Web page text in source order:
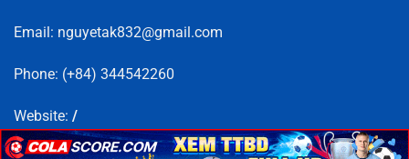
Email: nguyetak832@gmail.com
Phone: (+84) 344542260
Website: /